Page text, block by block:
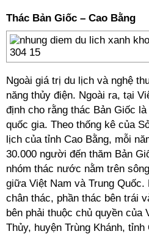
Thác Bản Giốc – Cao Bằng
Ngoài giá trị du lịch và nghệ
năng thủy điện. Ngoài ra, tại
định cho rằng thác Bản Giốc
quốc gia. Theo thống kê của
lịch của tỉnh Cao Bằng, mỗi
30.000 người đến thăm Bản
nhóm thác nước nằm trên
giữa Việt Nam và Trung
chân thác, phần thác bên trái
bên phải thuộc chủ quyền của
Thủy, huyện Trùng Khánh,